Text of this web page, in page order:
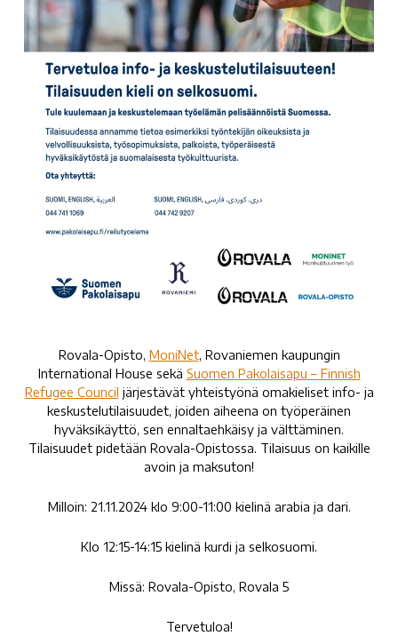
Rovala-Opisto, MoniNet, Rovaniemen kaupungin
International House sekä Suomen Pakolaisapu – Finnish
Refugee Council järjestävät yhteistyönä omakieliset info- ja
keskustelutilaisuudet, joiden aiheena on työperäinen
hyväksikäyttö, sen ennaltaehkäisy ja välttäminen.
Tilaisuudet pidetään Rovala-Opistossa. Tilaisuus on kaikille
avoin ja maksuton!
Milloin: 21.11.2024 klo 9:00-11:00 kielinä arabia ja dari.
Klo 12:15-14:15 kielinä kurdi ja selkosuomi.
Missä: Rovala-Opisto, Rovala 5
Tervetuloa!